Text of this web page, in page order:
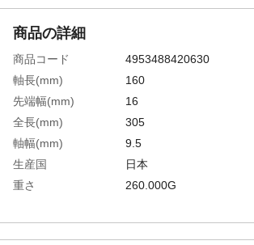
商品の詳細
商品コード
4953488420630
軸長(mm)
160
先端幅(mm)
16
全長(mm)
305
軸幅(mm)
9.5
生産国
日本
重さ
260.000G